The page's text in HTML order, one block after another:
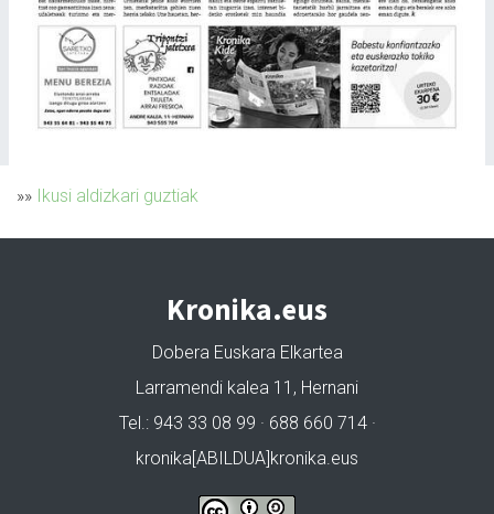
»» Ikusi aldizkari guztiak
Kronika.eus
Dobera Euskara Elkartea
Larramendi kalea 11, Hernani
Tel.: 943 33 08 99 · 688 660 714 ·
kronika[ABILDUA]kronika.eus